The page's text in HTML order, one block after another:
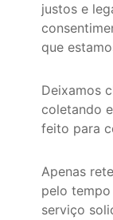
justos e
que
Deixamos
coletando
feito para
Apenas
pelo
serviço